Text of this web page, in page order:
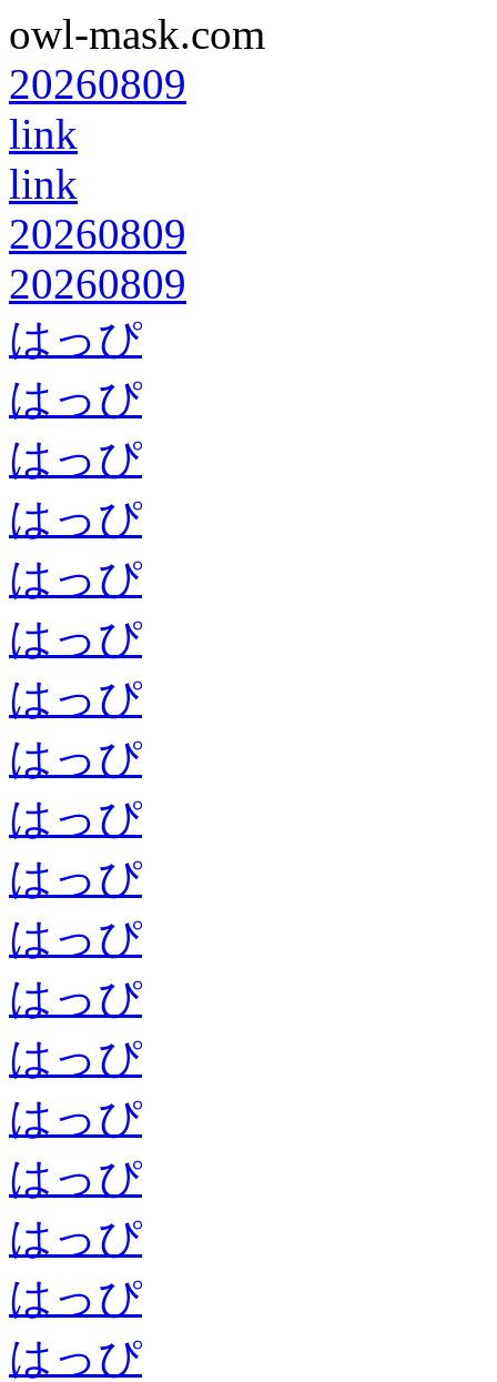
owl-mask.com
20260809
link
link
20260809
20260809
はっぴ
はっぴ
はっぴ
はっぴ
はっぴ
はっぴ
はっぴ
はっぴ
はっぴ
はっぴ
はっぴ
はっぴ
はっぴ
はっぴ
はっぴ
はっぴ
はっぴ
はっぴ